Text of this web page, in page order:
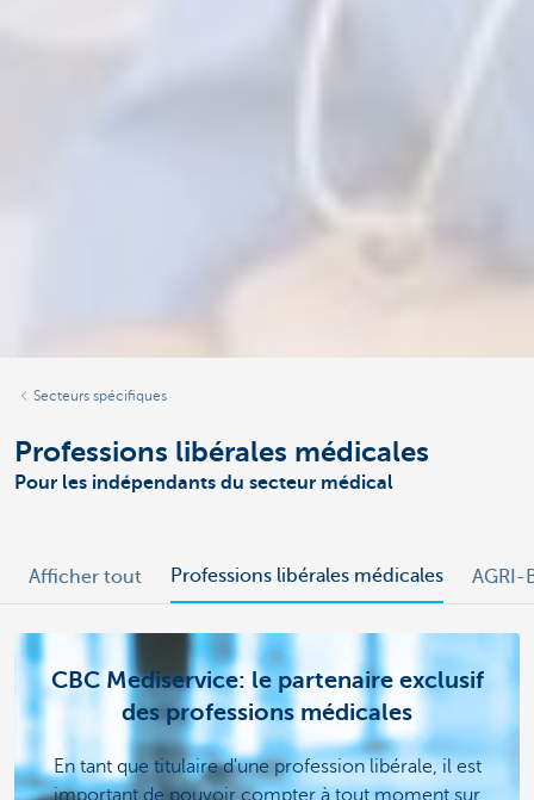
Secteurs spécifiques
Professions libérales médicales
Pour les indépendants du secteur médical
Afficher tout Professions libérales médicales AGRI-
CBC Mediservice: le partenaire exclusif
des professions médicales
En tant que titulaire d'une profession libérale, il est
important de pouvoir compter à tout moment sur